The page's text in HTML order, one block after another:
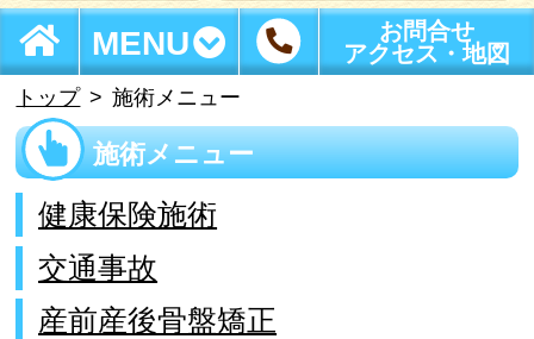
MENU
お問合せ
アクセス・地図
トップ 施術メニュー
施術メニュー
健康保険施術
交通事故
産前産後骨盤矯正